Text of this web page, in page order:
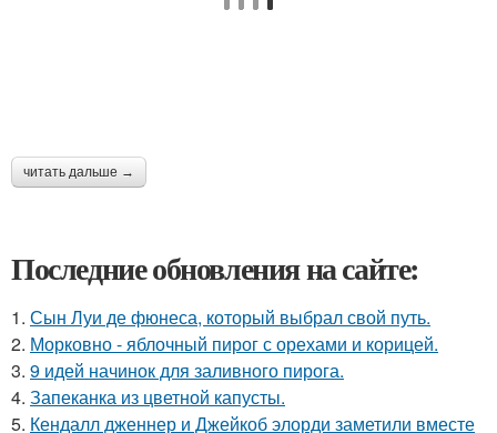
читать дальше →
Последние обновления на сайте:
1. Сын Луи де фюнеса, который выбрал свой путь.
2. Морковно - яблочный пирог с орехами и корицей.
3. 9 идей начинок для заливного пирога.
4. Запеканка из цветной капусты.
5. Кендалл дженнер и Джейкоб элорди заметили вместе